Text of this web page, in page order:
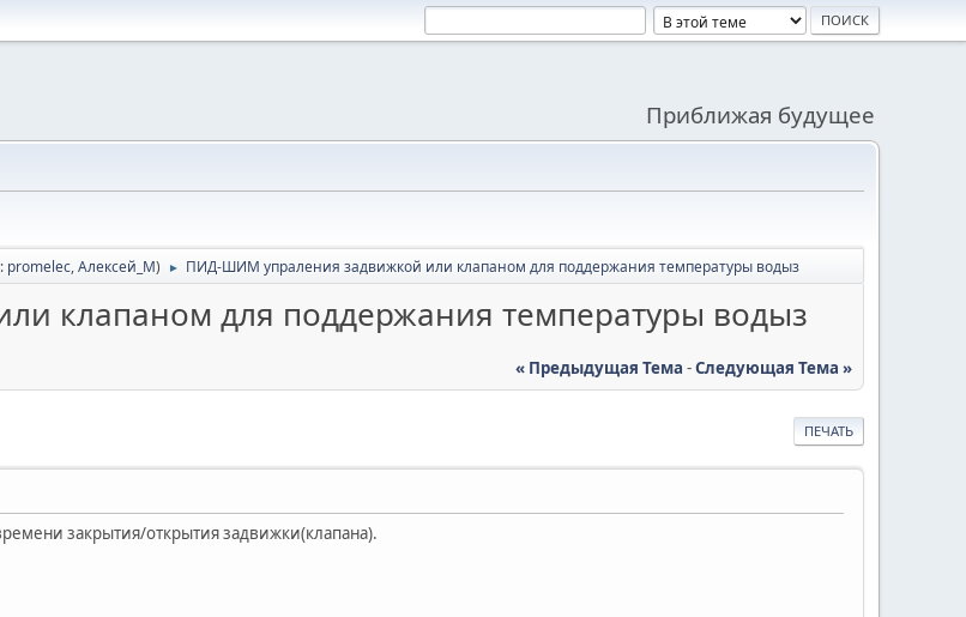
Приближая будущее
promelec,Алексей_М) ► ПИД-ШИМ упраления задвижкой или клапаном для поддержания температуры водыз
клапаном для поддержания температуры водыз
« Предыдущая Тема -Следующая Тема »
ПЕЧАТЬ
закрытия/открытия задвижки(клапана).